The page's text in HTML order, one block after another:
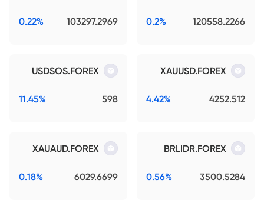
120558.2266
0.2%
103297.2969
0.22%
XAUUSD.FOREX
4252.512
4.42%
USDSOS.FOREX
598
11.45%
BRLIDR.FOREX
3500.5284
0.56%
XAUAUD.FOREX
6029.6699
0.18%